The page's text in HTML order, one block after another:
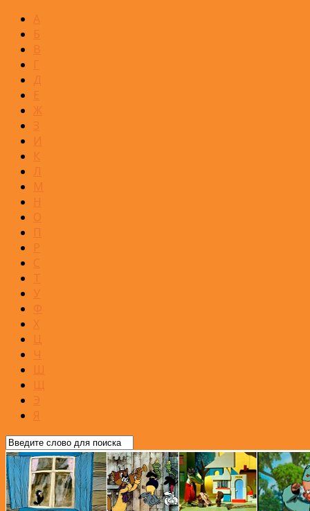
А
Б
В
Г
Д
Е
Ж
З
И
К
Л
М
Н
О
П
Р
С
Т
У
Ф
Х
Ц
Ч
Ш
Щ
Э
Я